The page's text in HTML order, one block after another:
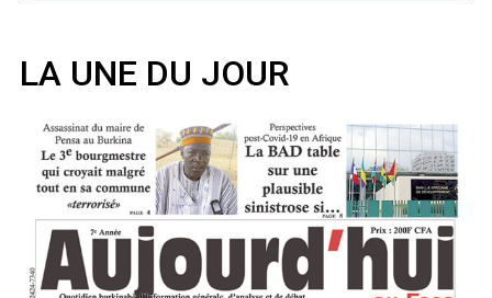
LA UNE DU JOUR